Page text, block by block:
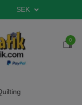
SEK
0